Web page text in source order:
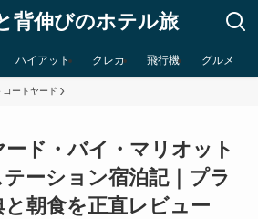
背伸びのホテル旅
ハイアット クレカ 飛行機 グルメ
コートヤード
ード・バイ・マリオット
ーション宿泊記｜プラ
と朝食を正直レビュー